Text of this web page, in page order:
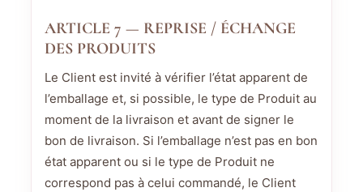
ARTICLE 7 — REPRISE / ÉCHANGE
DES PRODUITS
Le Client est invité à vérifier l’état apparent de
l’emballage et, si possible, le type de Produit au
moment de la livraison et avant de signer le
bon de livraison. Si l’emballage n’est pas en bon
état apparent ou si le type de Produit ne
correspond pas à celui commandé, le Client